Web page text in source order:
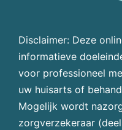
Disclaimer: Deze
informatieve
voor professioneel
uw huisarts of
Mogelijk wordt
zorgverzekeraar